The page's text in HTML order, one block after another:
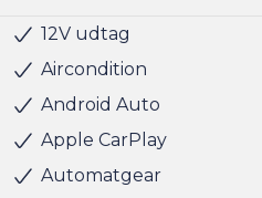
12V udtag
Aircondition
Android Auto
Apple CarPlay
Automatgear
Klimaanlæg 2-zoner
Kørecomputer
Multifunktionsrat
Navigation
Nøglefri døre
Nøglefri start
Parkeringssensor bag
Radio
Servo
Sædevarme for
Udvendig
USB stik
17" Alufælge
Anhængertræk
Anhængertræk aftageligt
Anhængertræk svingbart
Indfarvede kofangere
LED baglygter
LED kørelys
Metallak
Armlæn
Justerbart rat
Kopholder
Læderrat
Multijusterbart rat
Splitbagsæde
ABS
Antispin
Dæktrykssensor
ESP
Isofix
Lyssensor
Selealarm
Startspærre
5 sæder